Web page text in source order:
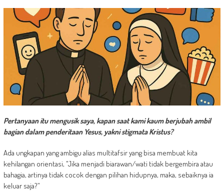
Pertanyaan itu mengusik saya, kapan saat kami kaum berjubah ambil
bagian dalam penderitaan Yesus, yakni stigmata Kristus?
Ada ungkapan yang ambigu alias multitafsir yang bisa membuat kita
kehilangan orientasi, "Jika menjadi biarawan/wati tidak bergembira atau
bahagia, artinya tidak cocok dengan pilihan hidupnya, maka, sebaiknya ia
keluar saja?”